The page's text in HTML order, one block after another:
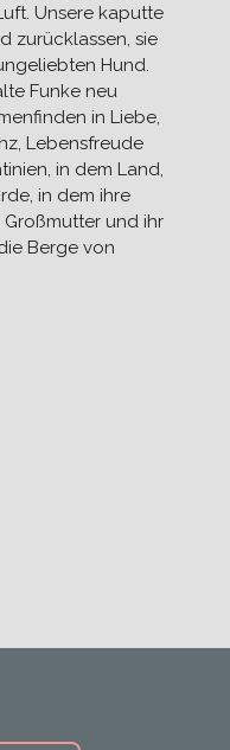
Unsere kaputte
zurücklassen, sie
Hund.
Funke neu
in Liebe,
Lebensfreude
in dem Land,
in dem ihre
und ihr
Berge von